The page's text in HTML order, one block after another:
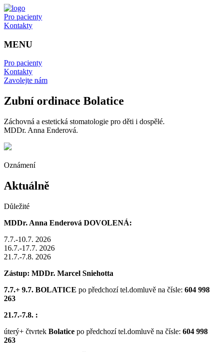
Pro pacienty
Kontakty
MENU
Pro pacienty
Kontakty
Zavolejte nám
Zubní ordinace Bolatice
Záchovná a estetická stomatologie pro děti i dospělé.
MDDr. Anna Enderová.
Oznámení
Aktuálně
Důležité
MDDr. Anna Enderová DOVOLENÁ:
7.7.-10.7. 2026
16.7.-17.7. 2026
21.7.-7.8. 2026
Zástup: MDDr. Marcel Sniehotta
7.7.+ 9.7. BOLATICE po předchozí tel.domluvě na čísle: 604 998
263
21.7.-7.8. :
úterý+ čtvrtek Bolatice po předchozí tel.domluvě na čísle: 604 998
263